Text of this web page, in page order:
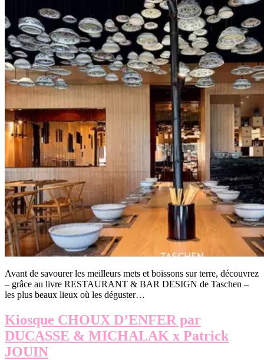
Avant de savourer les meilleurs mets et boissons sur terre, découvrez
– grâce au livre RESTAURANT & BAR DESIGN de Taschen –
les plus beaux lieux où les déguster…
Kiosque CHOUX D’ENFER par
DUCASSE & MICHALAK x Patrick
JOUIN